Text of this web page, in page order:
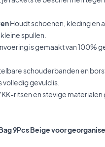
Houdt schoenen, kleding en
spullen.
is gemaakt van 100%
schouderbanden en
gevuld is.
ritsen en stevige materialen
9Pcs Beige voor